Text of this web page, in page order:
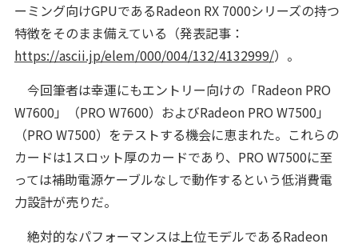
ーミング向けGPUであるRadeon RX 7000シリーズの持つ
特徴をそのまま備えている（発表記事：
https://ascii.jp/elem/000/004/132/4132999/）。
今回筆者は幸運にもエントリー向けの「Radeon PRO
W7600」（PRO W7600）およびRadeon PRO W7500」
（PRO W7500）をテストする機会に恵まれた。これらの
カードは1スロット厚のカードであり、PRO W7500に至
っては補助電源ケーブルなしで動作するという低消費電
力設計が売りだ。
絶対的なパフォーマンスは上位モデルであるRadeon